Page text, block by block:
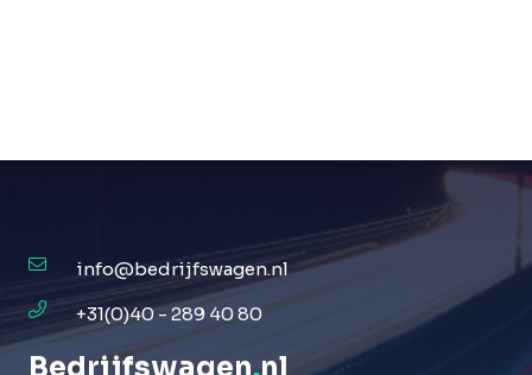
info@bedrijfswagen.nl
+31(0)40 - 289 40 80
Bedrijfswagen.nl